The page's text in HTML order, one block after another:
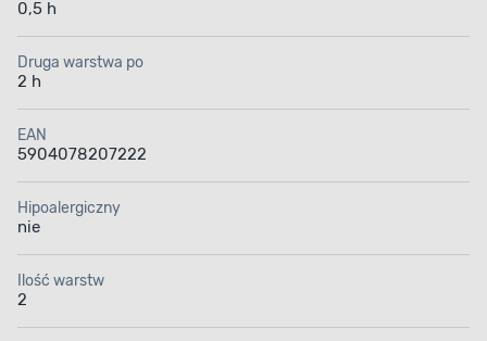
Matowe
Aplikacja farby Pojemność
0,5 h
Druga warstwa po
2 h
EAN
5904078207222
Hipoalergiczny
nie
Ilość warstw
2